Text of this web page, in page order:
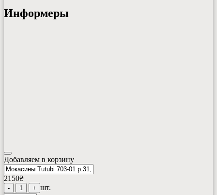
Информеры
Добавляем в корзину
2150₴
- 1 + шт.